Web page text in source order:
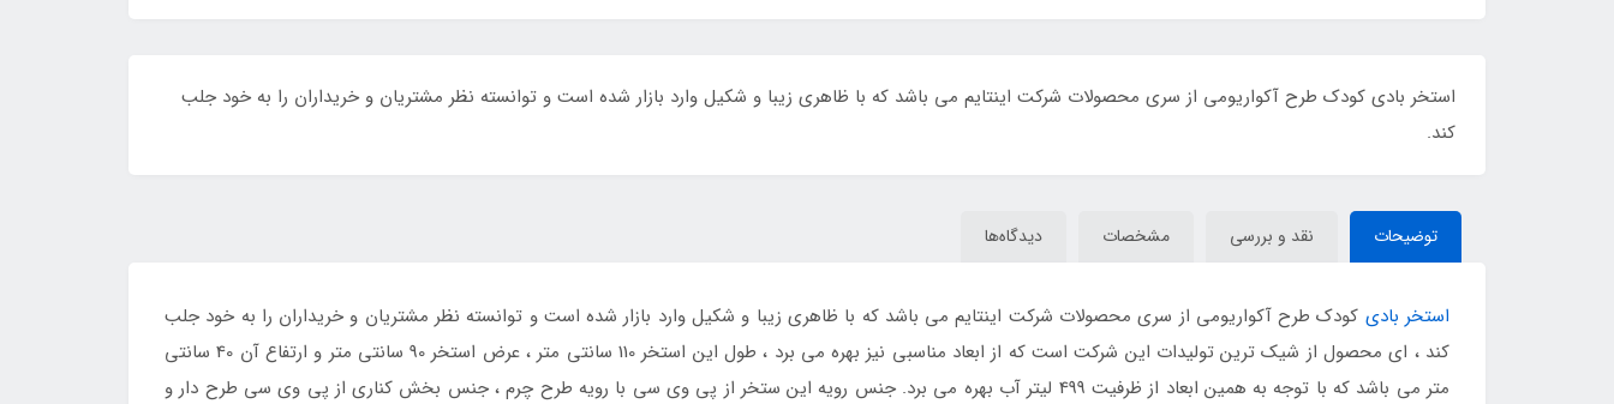
استخر بادی کودک طرح آکواریومی از سری محصولات شرکت اینتایم می باشد که با ظاهری زیبا و شکیل وارد بازار شده است و توانسته نظر مشتریان و خریداران را به خود جلب
کند.
توضیحات نقد و بررسی مشخصات دیدگاه‌ها
استخر بادی کودک طرح آکواریومی از سری محصولات شرکت اینتایم می باشد که با ظاهری زیبا و شکیل وارد بازار شده است و توانسته نظر مشتریان و خریداران را به خود جلب
کند ، ای محصول از شیک ترین تولیدات این شرکت است که از ابعاد مناسبی نیز بهره می برد ، طول این استخر 110 سانتی متر ، عرض استخر 90 سانتی متر و ارتفاع آن 40 سانتی
متر می باشد که با توجه به همین ابعاد از ظرفیت 499 لیتر آب بهره می برد. جنس رویه این ستخر از پی وی سی با رویه طرح چرم ، جنس بخش کناری از پی وی سی طرح دار و